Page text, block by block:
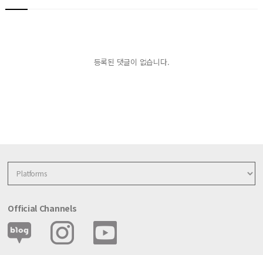
등록된 댓글이 없습니다.
Official Channels